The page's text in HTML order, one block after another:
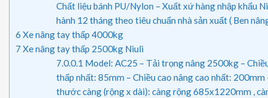
Chất liệu bánh PU/Nylon – Xuất xứ hàng nhập khẩu
hành 12 tháng theo tiêu chuẩn nhà sản xuất ( Ben
6 Xe nâng tay thấp 4000kg
7 Xe nâng tay thấp 2500kg Niuli
7.0.0.1 Model: AC25 – Tải trọng nâng 2500kg –
thấp nhất: 85mm – Chiều cao nâng cao nhất: 200mm
thước càng (rộng x dài): càng rộng 685x1220mm ,